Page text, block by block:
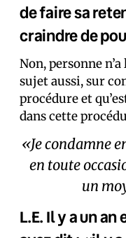
de faire sa
craindre de
Non, personne
sujet aussi, sur
procédure et
dans cette
«Je condamne
en toute
un
L.E. Il y a un an